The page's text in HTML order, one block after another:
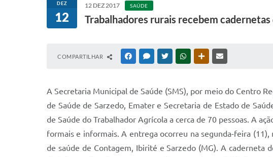
DEZ
12
12 DEZ 2017 SAÚDE
Trabalhadores rurais recebem cadernetas
COMPARTILHAR FACEBOOKMESSENGER
TWITTERWHATSAPPOUTRAS MÍDIAS
A Secretaria Municipal de Saúde (SMS), por meio do Centro
de Saúde de Sarzedo, Emater e Secretaria de Estado de
de Saúde do Trabalhador Agrícola a cerca de 70 pessoas. A
formais e informais. A entrega ocorreu na segunda-feira
de saúde de Contagem, Ibirité e Sarzedo (MG). A caderneta